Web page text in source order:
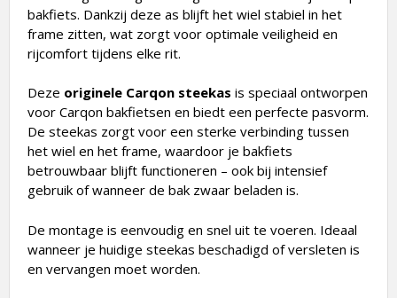
bakfiets. Dankzij deze as blijft het wiel stabiel in het
frame zitten, wat zorgt voor optimale veiligheid en
rijcomfort tijdens elke rit.
Deze originele Carqon steekas is speciaal ontworpen
voor Carqon bakfietsen en biedt een perfecte pasvorm.
De steekas zorgt voor een sterke verbinding tussen
het wiel en het frame, waardoor je bakfiets
betrouwbaar blijft functioneren – ook bij intensief
gebruik of wanneer de bak zwaar beladen is.
De montage is eenvoudig en snel uit te voeren. Ideaal
wanneer je huidige steekas beschadigd of versleten is
en vervangen moet worden.